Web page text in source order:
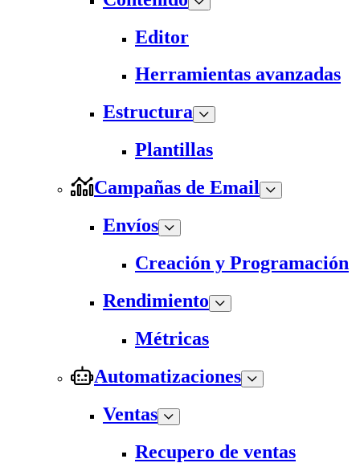
Editor
Herramientas avanzadas
Estructura
Plantillas
Campañas de Email
Envíos
Creación y Programación
Rendimiento
Métricas
Automatizaciones
Ventas
Recupero de ventas